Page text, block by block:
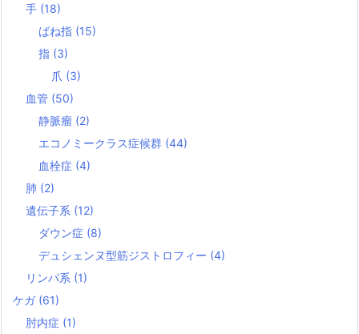
手 (18)
ばね指 (15)
指 (3)
爪 (3)
血管 (50)
静脈瘤 (2)
エコノミークラス症候群 (44)
血栓症 (4)
肺 (2)
遺伝子系 (12)
ダウン症 (8)
デュシェンヌ型筋ジストロフィー (4)
リンパ系 (1)
ケガ (61)
肘内症 (1)